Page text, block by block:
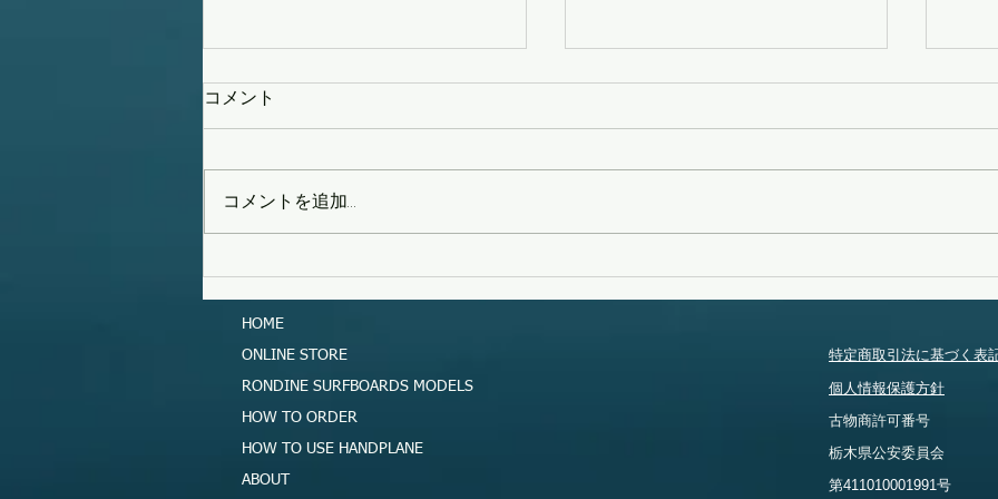
タイフーンスウェル
コメント
コメントを追加…
HOME
ONLINE STORE
RONDINE SURFBOARDS MODELS
HOW TO ORDER
HOW TO USE HANDPLANE
ABOUT
特定商取引法に基づく表
個人情報保護方針
​古物商許可番号
​栃木県公安委員会
​第411010001991号